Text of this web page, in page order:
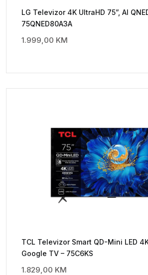
LG Televizor 4K UltraHD 75”, AI
75QNED80A3A
1.999,00 KM
TCL Televizor Smart QD-Mini LED
Google TV – 75C6KS
1.829,00 KM